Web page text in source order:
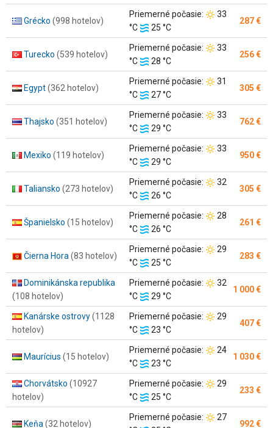
Grécko (998 hotelov)
Priemerné počasie:
Teplota
vzduchu:
33
°C
Teplota
vody:
25 °C
287 €
Turecko (539 hotelov)
Priemerné počasie:
Teplota
vzduchu:
33
°C
Teplota
vody:
28 °C
256 €
Egypt(362 hotelov)
Priemerné počasie:
Teplota
vzduchu:
31
°C
Teplota
vody:
27 °C
305 €
Thajsko (351 hotelov)
Priemerné počasie:
Teplota
vzduchu:
33
°C
Teplota
vody:
29 °C
762 €
Mexiko (119 hotelov)
Priemerné počasie:
Teplota
vzduchu:
33
°C
Teplota
vody:
29 °C
950 €
Taliansko (273 hotelov)
Priemerné počasie:
Teplota
vzduchu:
32
°C
Teplota
vody:
26 °C
305 €
Španielsko (15 hotelov)
Priemerné počasie:
Teplota
vzduchu:
28
°C
Teplota
vody:
26 °C
261 €
Čierna Hora (83 hotelov)
Priemerné počasie:
Teplota
vzduchu:
29
°C
Teplota
vody:
25 °C
283 €
Dominikánska republika
(108 hotelov)
Priemerné počasie:
Teplota
vzduchu:
32
°C
Teplota
vody:
29 °C
1 000 €
Kanárske ostrovy(1128
hotelov)
Priemerné počasie:
Teplota
vzduchu:
29
°C
Teplota
vody:
23 °C
407 €
Maurícius (15 hotelov)
Priemerné počasie:
Teplota
vzduchu:
24
°C
Teplota
vody:
23 °C
1 030 €
Chorvátsko (10927
hotelov)
Priemerné počasie:
Teplota
vzduchu:
29
°C
Teplota
vody:
25 °C
233 €
Keňa (32 hotelov)
Priemerné počasie:
Teplota
27
992 €